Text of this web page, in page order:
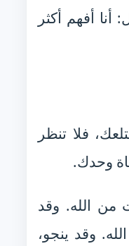
أفهم أكثر
فلا تنظر
وحدك.
من الله. وقد
وقد ينجو،